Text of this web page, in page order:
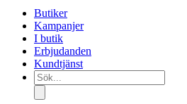
Butiker
Kampanjer
I butik
Erbjudanden
Kundtjänst
Sök...